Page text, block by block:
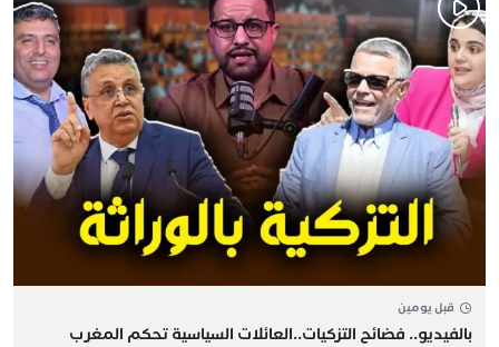
قبل يومين
بالفيديو.. فضائح التزكيات..العائلات السياسية تحكم المغرب